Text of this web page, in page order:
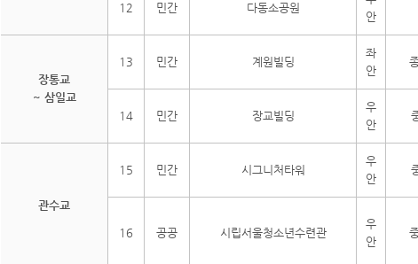
12 민간 다동소공원
안
장통교
~ 삼일교
13 민간 계원빌딩
좌
안
14 민간 장교빌딩
우
안
관수교
15 민간 시그니처타워
우
안
16 공공 시립서울청소년수련관
우
안